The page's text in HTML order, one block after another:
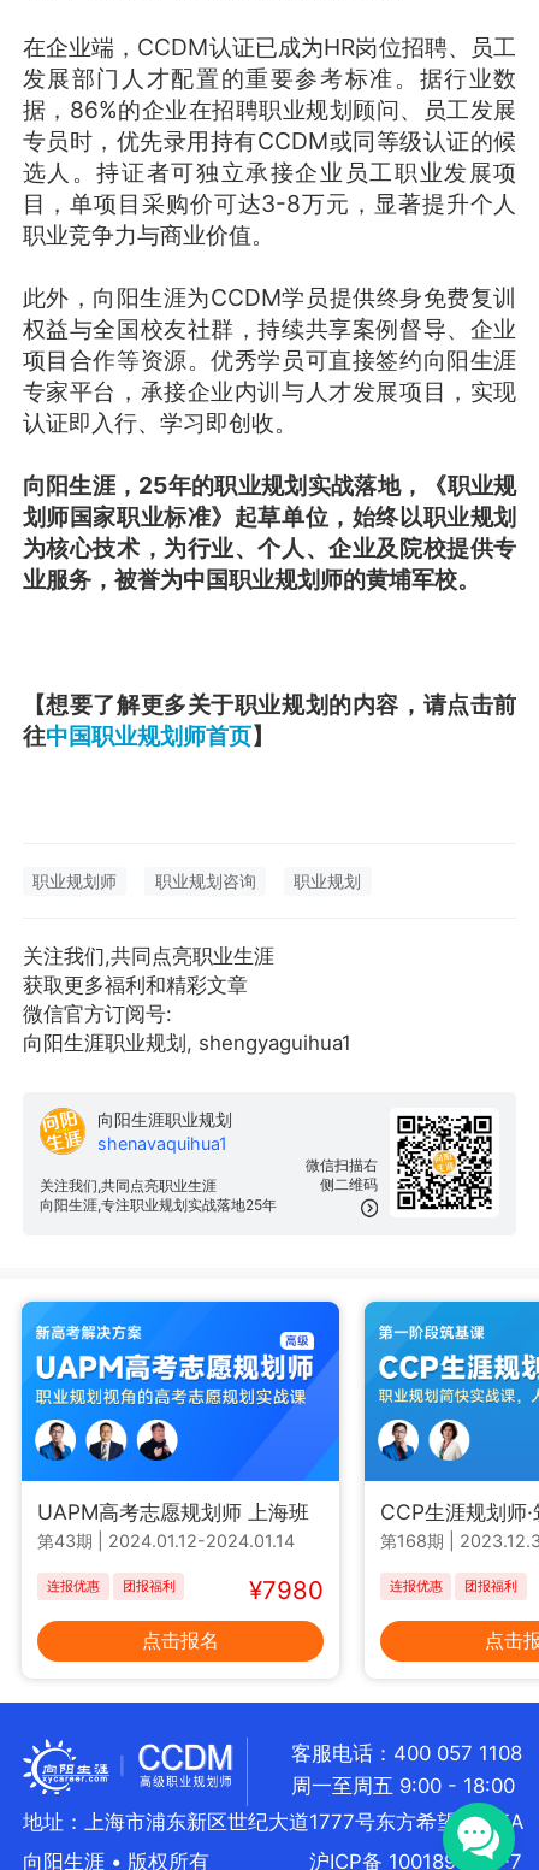
在企业端，CCDM认证已成为HR岗位招聘、员工
发展部门人才配置的重要参考标准。据行业数
据，86%的企业在招聘职业规划顾问、员工发展
专员时，优先录用持有CCDM或同等级认证的候
选人。持证者可独立承接企业员工职业发展项
目，单项目采购价可达3-8万元，显著提升个人
职业竞争力与商业价值。
此外，向阳生涯为CCDM学员提供终身免费复训
权益与全国校友社群，持续共享案例督导、企业
项目合作等资源。优秀学员可直接签约向阳生涯
专家平台，承接企业内训与人才发展项目，实现
认证即入行、学习即创收。
向阳生涯，25年的职业规划实战落地，《职业规
划师国家职业标准》起草单位，始终以职业规划
为核心技术，为行业、个人、企业及院校提供专
业服务，被誉为中国职业规划师的黄埔军校。
【想要了解更多关于职业规划的内容，请点击前
往中国职业规划师首页】
职业规划师 职业规划咨询 职业规划
关注我们,共同点亮职业生涯
获取更多福利和精彩文章
微信官方订阅号:
向阳生涯职业规划, shengyaguihua1
微信扫描右
侧二维码
向阳生涯职业规划
shenavaquihua1
关注我们,共同点亮职业生涯
向阳生涯,专注职业规划实战落地25年
UAPM高考志愿规划师 上海班
第43期 2024.01.12-2024.01.14
连报优惠 团报福利 ¥7980
点击报名
CCP生涯规划师
第168期
连报优惠 团报福利
点击
客服电话：400 057 1108
周一至周五 9:00 - 18:00
地址：上海市浦东新区世纪大道1777号东方希望大厦5A
向阳生涯 • 版权所有
沪ICP备 10018957号-7